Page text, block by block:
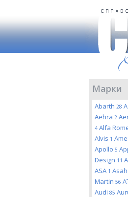
Марки
Abarth 28
Aehra 2
4 Alfa
Alvis 1
Apollo 5
Design 11
ASA 1
Martin 56
Audi 85